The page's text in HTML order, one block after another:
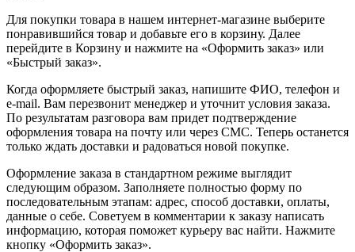
Для покупки товара в нашем интернет-магазине выберите
понравившийся товар и добавьте его в корзину. Далее
перейдите в Корзину и нажмите на «Оформить заказ» или
«Быстрый заказ».
Когда оформляете быстрый заказ, напишите ФИО, телефон и
e-mail. Вам перезвонит менеджер и уточнит условия заказа.
По результатам разговора вам придет подтверждение
оформления товара на почту или через СМС. Теперь останется
только ждать доставки и радоваться новой покупке.
Оформление заказа в стандартном режиме выглядит
следующим образом. Заполняете полностью форму по
последовательным этапам: адрес, способ доставки, оплаты,
данные о себе. Советуем в комментарии к заказу написать
информацию, которая поможет курьеру вас найти. Нажмите
кнопку «Оформить заказ».